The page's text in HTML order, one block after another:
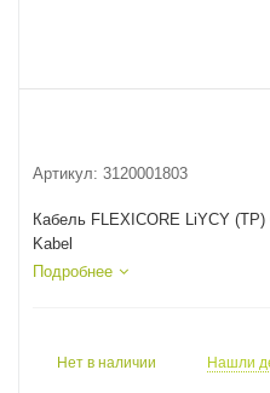
Артикул: 3120001803
Кабель FLEXICORE LiYCY
Kabel
Подробнее
Нет в наличии Нашли